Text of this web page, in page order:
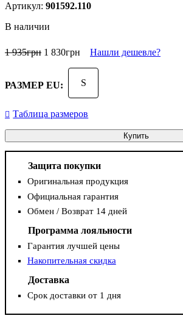
901592.110
В наличии
1 935грн 1 830грн Нашли дешевле?
РАЗМЕР EU: S
Таблица размеров
Купить
Защита покупки
Оригинальная продукция
Официальная гарантия
Обмен / Возврат 14 дней
Программа лояльности
Гарантия лучшей цены
Накопительная скидка
Доставка
Срок доставки от 1 дня